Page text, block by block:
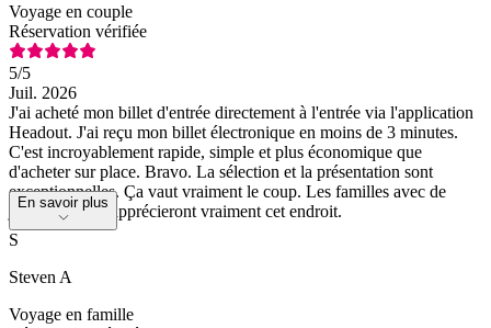
Voyage en couple
Réservation vérifiée
5/5
Juil. 2026
J'ai acheté mon billet d'entrée directement à l'entrée via l'application
Headout. J'ai reçu mon billet électronique en moins de 3 minutes.
C'est incroyablement rapide, simple et plus économique que
d'acheter sur place. Bravo. La sélection et la présentation sont
exceptionnelles. Ça vaut vraiment le coup. Les familles avec de
jeunes enfants apprécieront vraiment cet endroit.
En savoir plus
S
Steven A
Voyage en famille